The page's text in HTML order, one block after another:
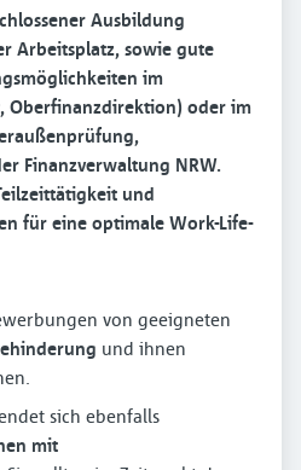
Ausbildung
Arbeitsplatz, sowie gute
im
Oberfinanzdirektion) oder im
Finanzverwaltung NRW.
und
für eine optimale Work-Life-
von geeigneten
und ihnen
sich ebenfalls
mit